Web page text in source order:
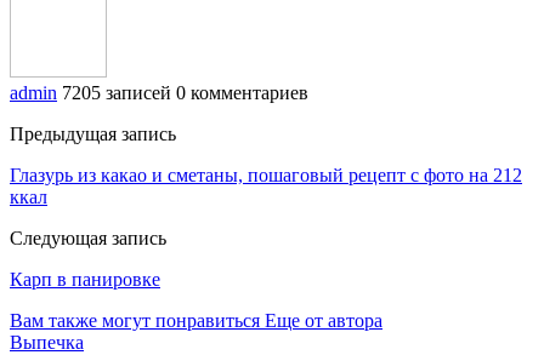
admin 7205 записей 0 комментариев
Предыдущая запись
Глазурь из какао и сметаны, пошаговый рецепт с фото на 212
ккал
Следующая запись
Карп в панировке
Вам также могут понравиться Еще от автора
Выпечка